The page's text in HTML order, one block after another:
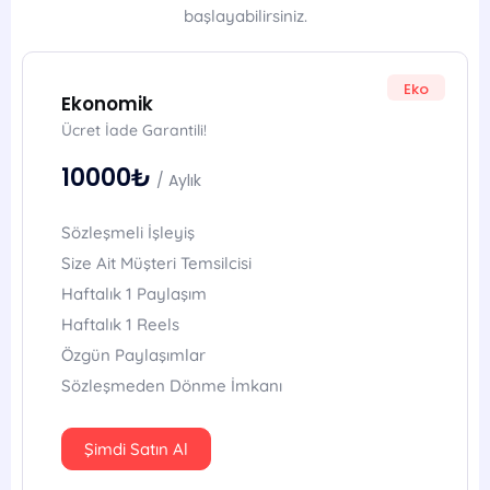
başlayabilirsiniz.
Ekonomik
Eko
Ücret İade Garantili!
10000₺ / Aylık
Sözleşmeli İşleyiş
Size Ait Müşteri Temsilcisi
Haftalık 1 Paylaşım
Haftalık 1 Reels
Özgün Paylaşımlar
Sözleşmeden Dönme İmkanı
Şimdi Satın Al